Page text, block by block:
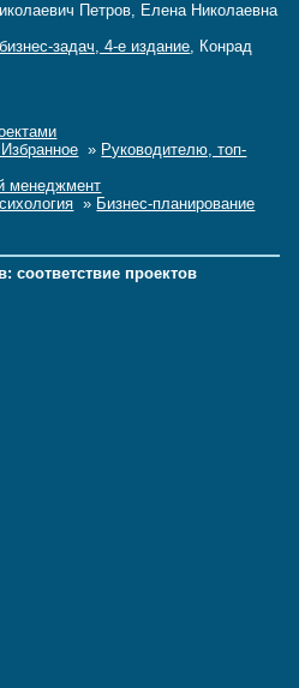
Петров, Елена Николаевна
задач, 4-е издание, Конрад
» Руководителю, топ-
менеджмент
» Бизнес-планирование
соответствие проектов